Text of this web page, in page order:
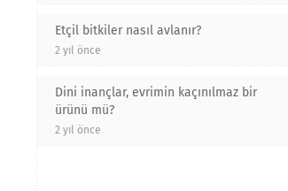
Etçil bitkiler nasıl avlanır?
2 yıl önce
Dini inançlar, evrimin kaçınılmaz bir
ürünü mü?
2 yıl önce